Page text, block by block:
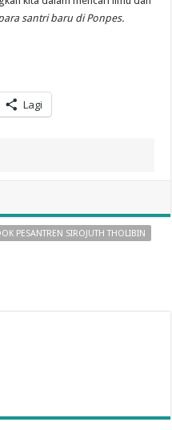
santri baru di Ponpes.
Lagi
PESANTREN SIROJUTH THOLIBIN